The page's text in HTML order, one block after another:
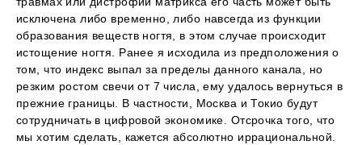
исключена либо временно, либо навсегда из функции
образования веществ ногтя, в этом случае происходит
истощение ногтя. Ранее я исходила из предположения о
том, что индекс выпал за пределы данного канала, но
резким ростом свечи от 7 числа, ему удалось вернуться в
прежние границы. В частности, Москва и Токио будут
сотрудничать в цифровой экономике. Отсрочка того, что
мы хотим сделать, кажется абсолютно иррациональной.